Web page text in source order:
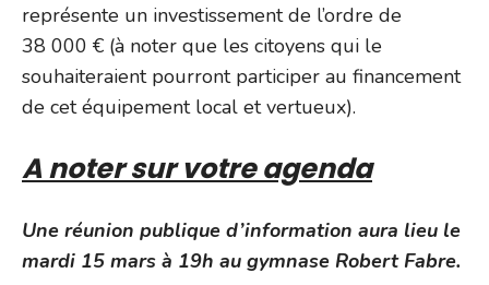
représente un investissement de l’ordre de
38 000 € (à noter que les citoyens qui le
souhaiteraient pourront participer au financement
de cet équipement local et vertueux).
A noter sur votre agenda
Une réunion publique d’information aura lieu le
mardi 15 mars à 19h au gymnase Robert Fabre.